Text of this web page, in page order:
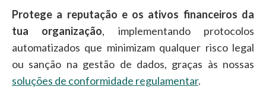
Protege a reputação e os ativos financeiros da
tua organização, implementando protocolos
automatizados que minimizam qualquer risco legal
ou sanção na gestão de dados, graças às nossas
soluções de conformidade regulamentar.